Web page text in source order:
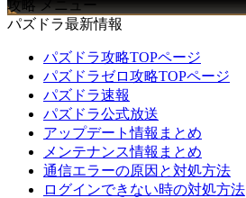
攻略 メニュー
パズドラ最新情報
パズドラ攻略TOPページ
パズドラゼロ攻略TOPページ
パズドラ速報
パズドラ公式放送
アップデート情報まとめ
メンテナンス情報まとめ
通信エラーの原因と対処方法
ログインできない時の対処方法